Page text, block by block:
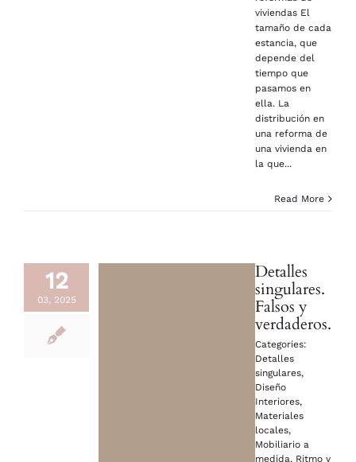
viviendas El
tamaño de cada
estancia, que
depende del
tiempo que
pasamos en
ella. La
distribución en
una reforma de
una vivienda en
la que...
Read More
12
03, 2025
Detalles
singulares.
Falsos y
verdaderos.
Categories:
Detalles
singulares,
Diseño
Interiores,
Materiales
locales,
Mobiliario a
medida, Ritmo y